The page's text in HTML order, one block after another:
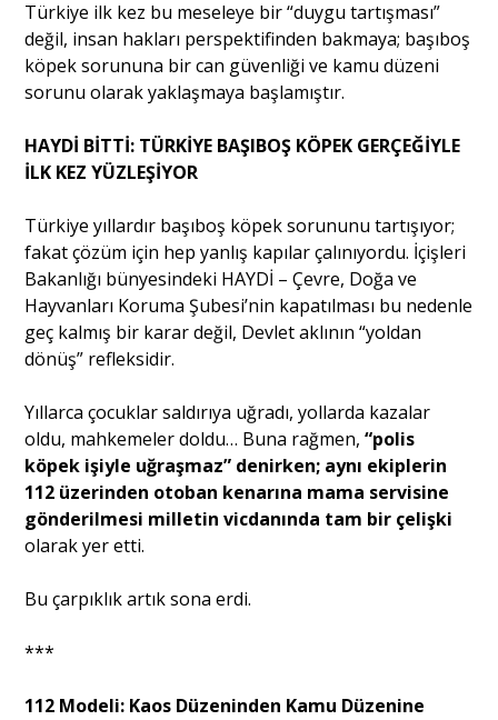
Türkiye ilk kez bu meseleye bir “duygu tartışması”
değil, insan hakları perspektifinden bakmaya; başıboş
köpek sorununa bir can güvenliği ve kamu düzeni
sorunu olarak yaklaşmaya başlamıştır.
HAYDİ BİTTİ: TÜRKİYE BAŞIBOŞ KÖPEK GERÇEĞİYLE
İLK KEZ YÜZLEŞİYOR
Türkiye yıllardır başıboş köpek sorununu tartışıyor;
fakat çözüm için hep yanlış kapılar çalınıyordu. İçişleri
Bakanlığı bünyesindeki HAYDİ – Çevre, Doğa ve
Hayvanları Koruma Şubesi’nin kapatılması bu nedenle
geç kalmış bir karar değil, Devlet aklının “yoldan
dönüş” refleksidir.
Yıllarca çocuklar saldırıya uğradı, yollarda kazalar
oldu, mahkemeler doldu… Buna rağmen, “polis
köpek işiyle uğraşmaz” denirken; aynı ekiplerin
112 üzerinden otoban kenarına mama servisine
gönderilmesi milletin vicdanında tam bir çelişki
olarak yer etti.
Bu çarpıklık artık sona erdi.
***
112 Modeli: Kaos Düzeninden Kamu Düzenine